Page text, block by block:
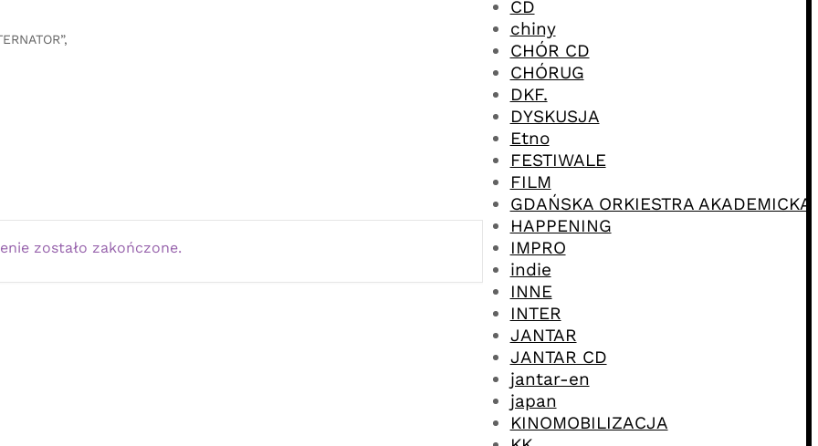
zostało zakończone.
CD
chiny
CHÓR CD
CHÓRUG
DKF.
DYSKUSJA
Etno
FESTIWALE
FILM
GDAŃSKA ORKIESTRA AKADEMICKA
HAPPENING
IMPRO
indie
INNE
INTER
JANTAR
JANTAR CD
jantar-en
japan
KINOMOBILIZACJA